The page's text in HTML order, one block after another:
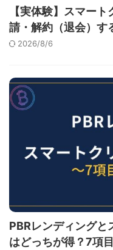
【実体験】スマー
請・解約（退会）す
2026/8/6
PBRレンディングと
はどっちが得？7項